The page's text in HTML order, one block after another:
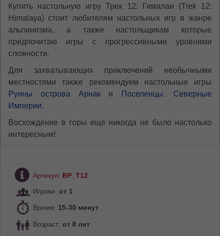
Купить настольную игру Трек 12: Гималаи (Trek 12:
Himalaya) стоит любителям настольных игр в жанре
альпинизма, а также настольщикам которые
предпочитаю игры с прогрессивными уровнями
сложности.
Для захватывающих приключений необычными
местностями также рекомендуем настольные игры
Руины острова Арнаки
Поселенцы. Северные
Империи.
Восхождение в горы ещё никогда не было настолько
интересным!
Артикул: ВР_Т12
Игроки: от 1
Время: 15-30 минут
Возраст: от 8 лет